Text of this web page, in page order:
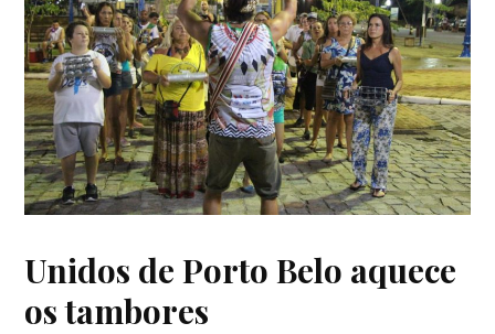
Unidos de Porto Belo aquece
os tambores